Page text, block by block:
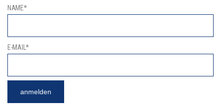
NAME*
E-MAIL*